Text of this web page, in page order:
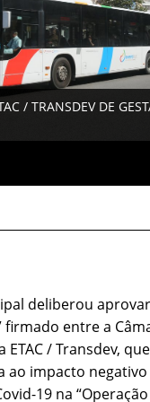
/ TRANSDEV DE
deliberou
firmado entre a
ETAC / Transdev,
ao impacto
19 na